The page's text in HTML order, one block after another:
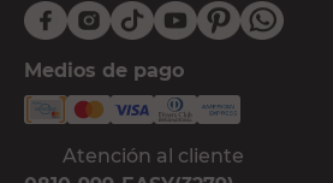
Medios de pago
Atención al cliente